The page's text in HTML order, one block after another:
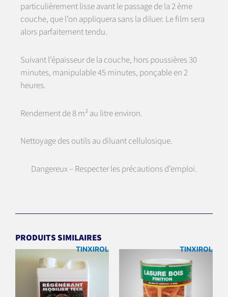
particulièrement lisse avant le passage de la 2 ème
couche, que l’on appliquera sans la diluer. Le film sera
alors parfaitement tendu.
Suivant l’épaisseur de la couche, hors poussières 30
minutes, manipulable 45 minutes, ponçable en 2
heures.
Rendement de 8 m² au litre environ.
Nettoyage des outils au diluant cellulosique.
Dangereux – Respecter les précautions d’emploi.
PRODUITS SIMILAIRES
TINXIROL TINXIROL